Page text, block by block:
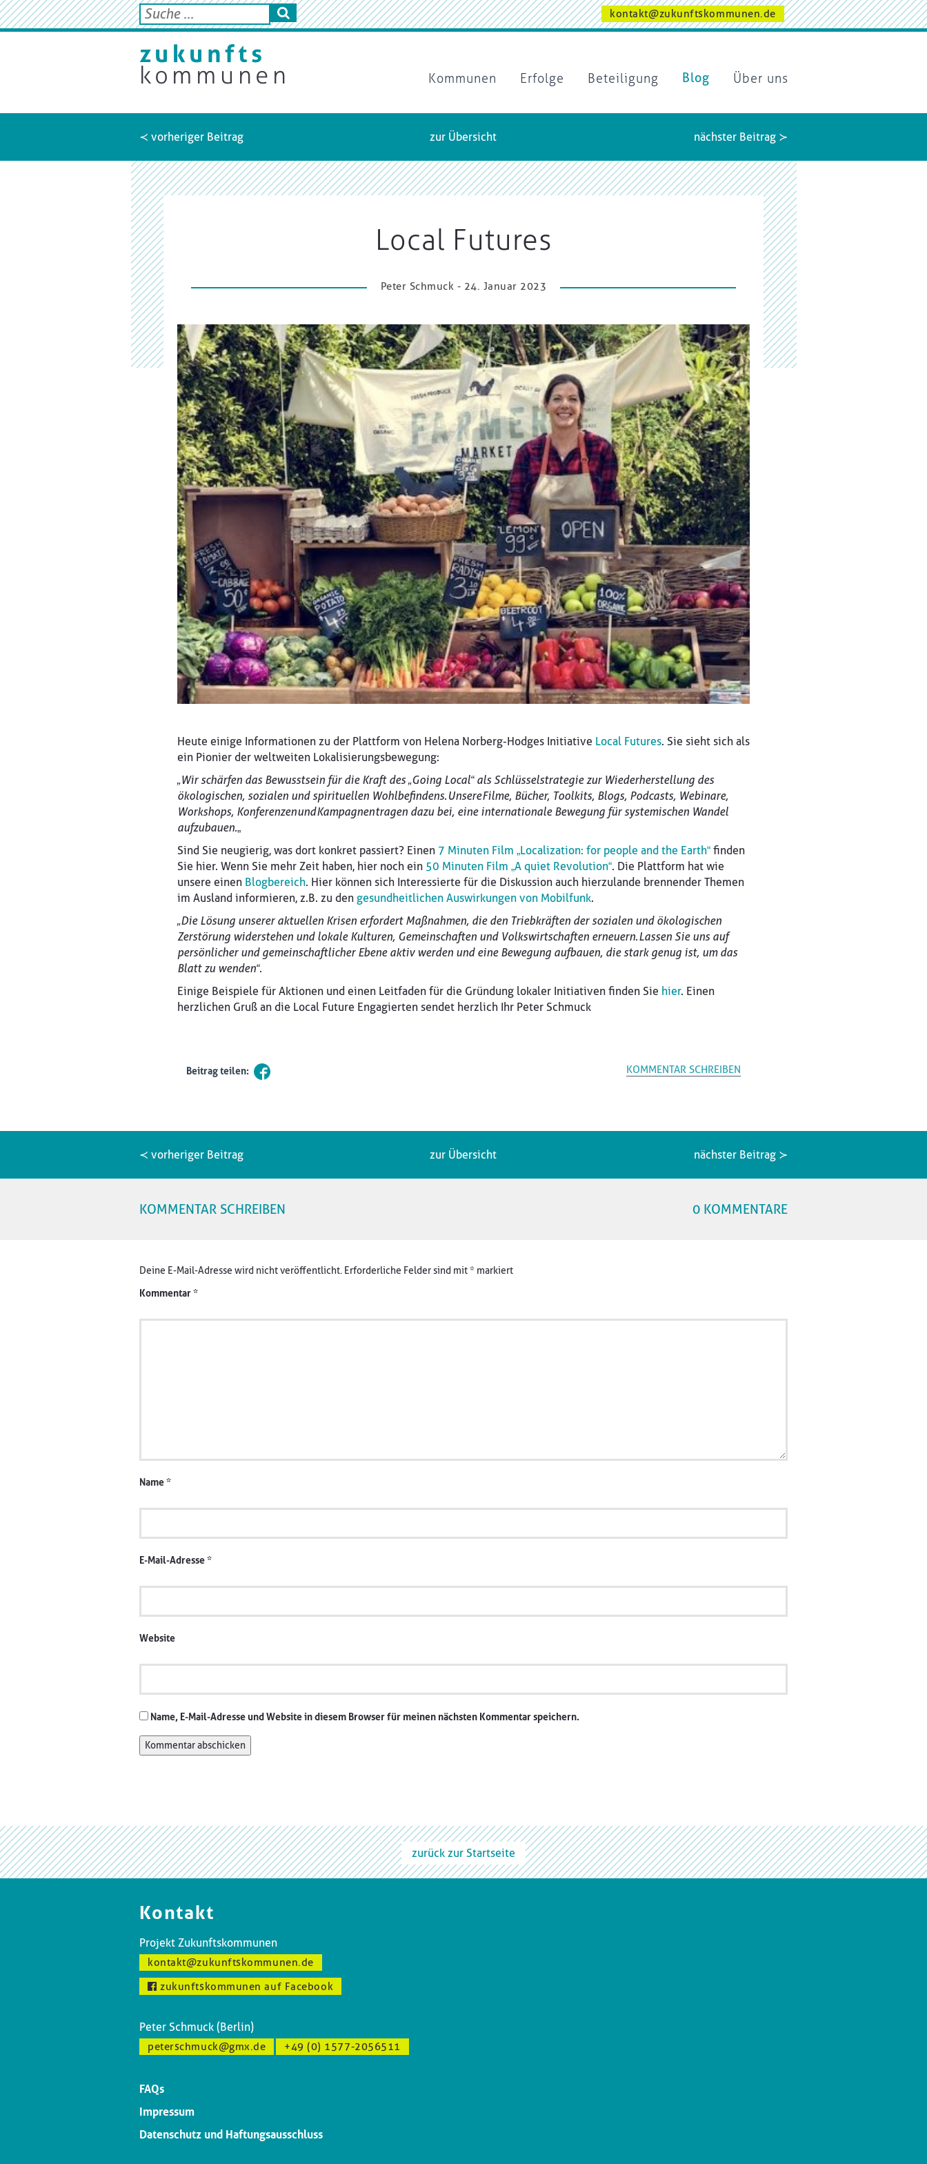
kontakt@zukunftskommunen.de
Kommunen Erfolge Beteiligung Blog Über uns
≺ vorheriger Beitrag zur Übersicht nächster Beitrag ≻
Local Futures
Peter Schmuck - 24. Januar 2023
Heute einige Informationen zu der Plattform von Helena Norberg-Hodges Initiative Local Futures. Sie sieht sich als
ein Pionier der weltweiten Lokalisierungsbewegung:
„Wir schärfen das Bewusstsein für die Kraft des „Going Local“ als Schlüsselstrategie zur Wiederherstellung des
ökologischen, sozialen und spirituellen Wohlbefindens. Unsere Filme, Bücher, Toolkits, Blogs, Podcasts, Webinare,
Workshops, Konferenzen und Kampagnen tragen dazu bei, eine internationale Bewegung für systemischen Wandel
aufzubauen.„
Sind Sie neugierig, was dort konkret passiert? Einen 7 Minuten Film „Localization: for people and the Earth“ finden
Sie hier. Wenn Sie mehr Zeit haben, hier noch ein 50 Minuten Film „A quiet Revolution“. Die Plattform hat wie
unsere einen Blogbereich. Hier können sich Interessierte für die Diskussion auch hierzulande brennender Themen
im Ausland informieren, z.B. zu den gesundheitlichen Auswirkungen von Mobilfunk.
„Die Lösung unserer aktuellen Krisen erfordert Maßnahmen, die den Triebkräften der sozialen und ökologischen
Zerstörung widerstehen und lokale Kulturen, Gemeinschaften und Volkswirtschaften erneuern. Lassen Sie uns auf
persönlicher und gemeinschaftlicher Ebene aktiv werden und eine Bewegung aufbauen, die stark genug ist, um das
Blatt zu wenden“.
Einige Beispiele für Aktionen und einen Leitfaden für die Gründung lokaler Initiativen finden Sie hier. Einen
herzlichen Gruß an die Local Future Engagierten sendet herzlich Ihr Peter Schmuck
Beitrag teilen: KOMMENTAR SCHREIBEN
≺ vorheriger Beitrag zur Übersicht nächster Beitrag ≻
KOMMENTAR SCHREIBEN 0 KOMMENTARE
Deine E-Mail-Adresse wird nicht veröffentlicht. Erforderliche Felder sind mit* markiert
Kommentar*
Name*
E-Mail-Adresse*
Website
Name, E-Mail-Adresse und Website in diesem Browser für meinen nächsten Kommentar speichern.
zurück zur Startseite
Kontakt
Projekt Zukunftskommunen
kontakt@zukunftskommunen.de
zukunftskommunen auf Facebook
Peter Schmuck (Berlin)
peterschmuck@gmx.de +49 (0) 1577-2056511
FAQs
Impressum
Datenschutz und Haftungsausschluss